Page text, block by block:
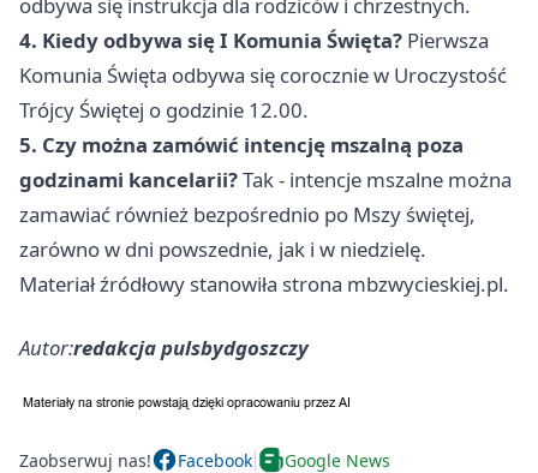
odbywa się instrukcja dla rodziców i chrzestnych.
4. Kiedy odbywa się I Komunia Święta? Pierwsza
Komunia Święta odbywa się corocznie w Uroczystość
Trójcy Świętej o godzinie 12.00.
5. Czy można zamówić intencję mszalną poza
godzinami kancelarii?Tak - intencje mszalne można
zamawiać również bezpośrednio po Mszy świętej,
zarówno w dni powszednie, jak i w niedzielę.
Materiał źródłowy stanowiła strona mbzwycieskiej.pl.
Autor:redakcja pulsbydgoszczy
Zaobserwuj nas! Facebook Google News